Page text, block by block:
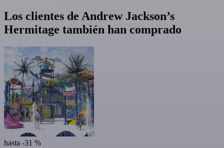
Los clientes de Andrew Jackson’s
Hermitage también han comprado
hasta -31 %